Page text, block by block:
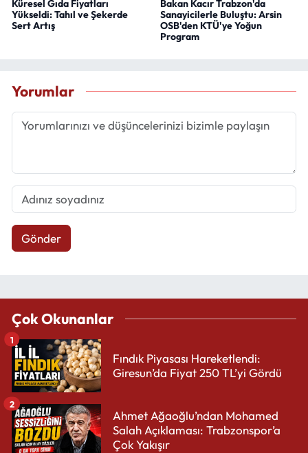
Küresel Gıda Fiyatları
Yükseldi: Tahıl ve Şekerde
Sert Artış
Bakan Kacır Trabzon'da
Sanayicilerle Buluştu: Arsin
OSB'den KTÜ'ye Yoğun
Program
Yorumlar
Gönder
Çok Okunanlar
Fındık Piyasası Hareketlendi:
Giresun’da Fiyat 250 TL’yi Gördü
1
Ahmet Ağaoğlu’ndan Mohamed
Salah Açıklaması: Trabzonspor’a
Çok Yakışır
2